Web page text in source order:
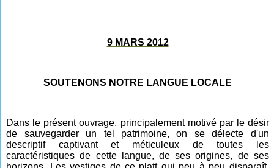
9 MARS 2012
SOUTENONS NOTRE LANGUE LOCALE
Dans le présent ouvrage, principalement motivé par le désir
de sauvegarder un tel patrimoine, on se délecte d'un
descriptif captivant et méticuleux de toutes les
caractéristiques de cette langue, de ses origines, de ses